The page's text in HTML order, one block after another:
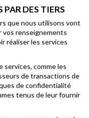
PAR DES TIERS
que nous utilisons vont
vos renseignements
réaliser les services
comme les
de transactions de
de confidentialité
tenus de leur fournir